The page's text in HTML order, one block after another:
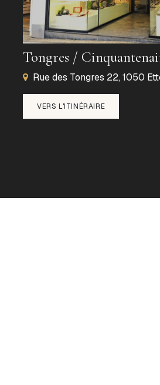
Tongres /
Rue des Tongres 22, 1050
VERS L'ITINÉRAIRE